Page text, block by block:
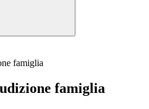
famiglia
famiglia